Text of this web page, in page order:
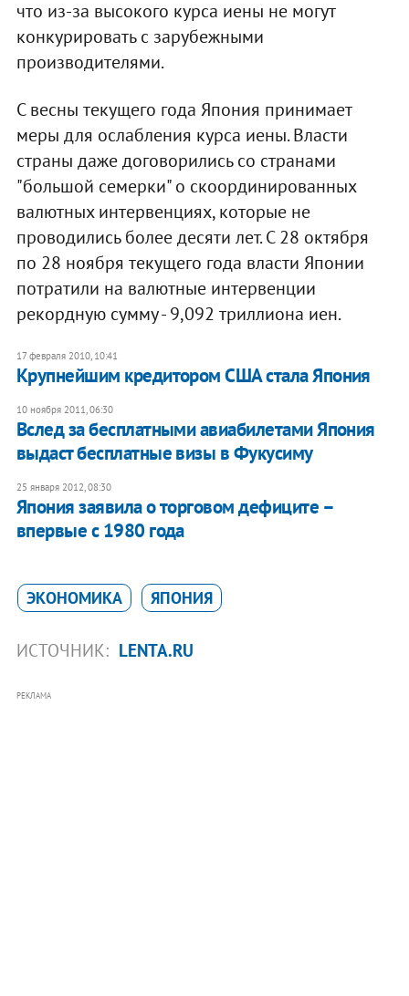
что из-за высокого курса иены не могут
конкурировать с зарубежными
производителями.
С весны текущего года Япония принимает
меры для ослабления курса иены. Власти
страны даже договорились со странами
"большой семерки" о скоординированных
валютных интервенциях, которые не
проводились более десяти лет. С 28 октября
по 28 ноября текущего года власти Японии
потратили на валютные интервенции
рекордную сумму - 9,092 триллиона иен.
17 февраля 2010, 10:41
Крупнейшим кредитором США стала Япония
10 ноября 2011, 06:30
Вслед за бесплатными авиабилетами Япония
выдаст бесплатные визы в Фукусиму
25 января 2012, 08:30
Япония заявила о торговом дефиците –
впервые с 1980 года
ЭКОНОМИКА ЯПОНИЯ
ИСТОЧНИК: LENTA.RU
РЕКЛАМА